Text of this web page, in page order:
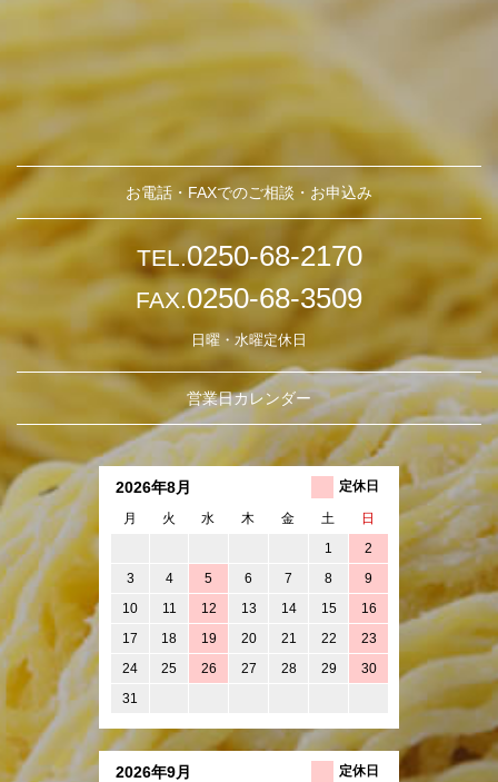
お電話・FAXでのご相談・お申込み
TEL.0250-68-2170
FAX.0250-68-3509
日曜・水曜定休日
営業日カレンダー
2026年8月 定休日
月 火 水 木 金 土 日
1 2
3 4 5 6 7 8 9
10 11 12 13 14 15 16
17 18 19 20 21 22 23
24 25 26 27 28 29 30
31
2026年9月 定休日